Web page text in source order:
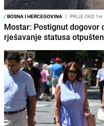
/BOSNA I HERCEGOVINA I PRIJE OKO 1H
Mostar: Postignut dogovor
rješavanje statusa